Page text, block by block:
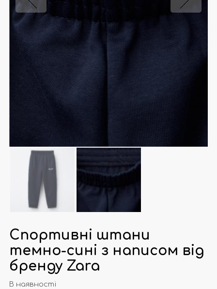
Спортивні штани
темно-сині з написом від
бренду Zara
В наявності